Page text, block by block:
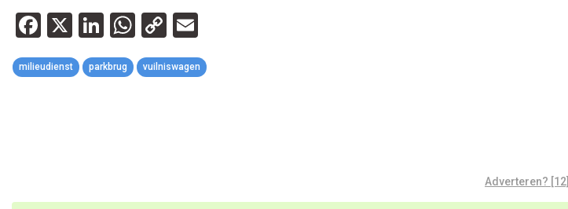
Facebook
X LinkedIn
WhatsApp
Copy
Link
milieudienst parkbrug vuilniswagen
Adverteren? [12]